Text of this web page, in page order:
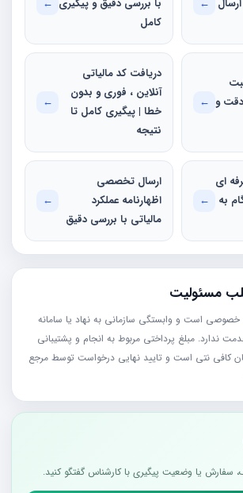
کامل
دقت و ←
دریافت کد مالیاتی
آنلاین ، فوری و بدون
خطا | پیگیری کامل تا
نتیجه
←
ای
به
←
ارسال تخصصی
اظهارنامه عملکرد
مالیاتی با بررسی دقیق
←
مسئولیت
است و وابستگی سازمانی به نهاد یا سامانه
ندارد. مبلغ پرداختی مربوط به انجام و پشتیبانی
کافی نتی است و تایید نهایی درخواست توسط مرجع
سفارش یا وضعیت پیگیری با کارشناس گفتگو کنید.